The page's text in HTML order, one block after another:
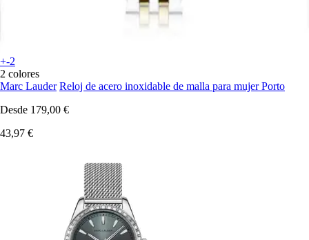
+-2
2 colores
Marc Lauder Reloj de acero inoxidable de malla para mujer Porto
Desde 179,00 €
43,97 €